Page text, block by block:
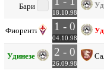
Бари
18.10.98
Фиорентина 1 - 0
04.10.98
Удинезе 2 - 0
26.09.98